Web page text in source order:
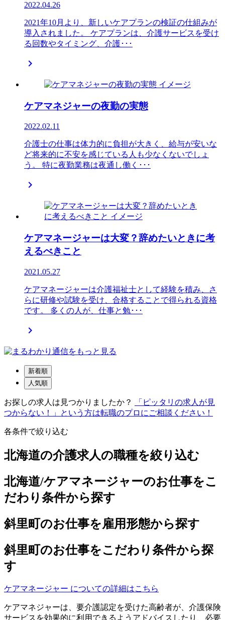
2022.04.26
2021年10月より、新しいケアプランの検証の仕組みが
導入されました。 ケアプランは、介護サービスを受け
る回数やタイミング、介護･･･

ケアマネジャーの夜勤の実態
2022.02.11
介護士の仕事は体力的に負担が大きく、給与が安いな
ど将来的に不安を感じている人も少なくないでしょ
う。 特に夜勤業務は夜通し働く･･･

ケアマネージャーは大変？辞めたいときに考
えるべきこと
2021.05.27
ケアマネージャーは介護福祉士として経験を積み、さ
らに研修や試験を受け、合格することで得られる資格
です。 多くの人が、仕事と勉･･･

新着順
人気順
お探しの求人は見つかりましたか？
「ピッタリの求人が見
つからない！」という方は転職のプロにご相談ください！
各条件で絞り込む
北海道の介護求人の職種を絞り込む
北海道/ケアマネージャーのお仕事をこ
だわり条件から探す
斜里町のお仕事を雇用形態から探す
斜里町のお仕事をこだわり条件から探
す
ケアマネージャー についての詳細はこちら
ケアマネジャーは、要介護認定を受けた高齢者が、介護保険
サービスを効果的に利用できるようアドバイスしたり、必要